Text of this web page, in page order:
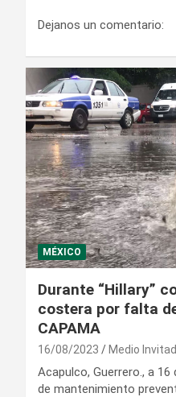
Dejanos un comentario:
MÉXICO
Durante “Hillary”
costera por falta
CAPAMA
16/08/2023 Medio
Acapulco, Guerrero., a
de mantenimiento